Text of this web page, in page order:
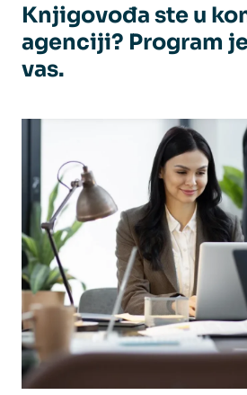
Knjigovođa ste u
agenciji? Program
vas.